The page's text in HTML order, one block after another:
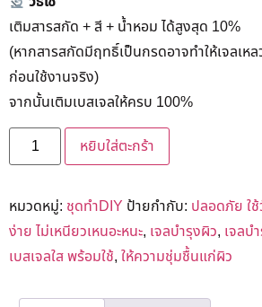
เติมสารสกัด + สี + น้ำหอม ได้สูงสุด 10%
(หากสารสกัดมีฤทธิ์เป็นกรดอาจทำให้เจลเห
ก่อนใช้งานจริง)
จากนั้นเติมเบสเจลให้ครบ 100%
หยิบใส่ตะกร้า
หมวดหมู่: ชุดทำDIY ป้ายกำกับ: ปลอดภัย ใ
ง่าย ไม่เหนียวเหนอะหนะ, เจลบำรุงผิว, เจลบ
เบสเจลใส พร้อมใช้, ให้ความชุ่มชื้นแก่ผิว